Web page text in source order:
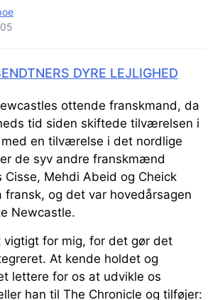
DYRE LEJLIGHED
ottende franskmand, da
tid siden skiftede tilværelsen i
en tilværelse i det nordlige
de syv andre franskmænd
Cisse, Mehdi Abeid og Cheick
fransk, og det var hovedårsagen
Newcastle.
vigtigt for mig, for det gør det
At kende holdet og
lettere for os at udvikle os
han til The Chronicle og tilføjer: